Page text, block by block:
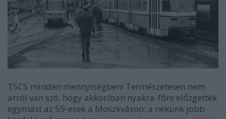
T5C5 minden mennyiségben! Természetesen nem
arról van szó, hogy akkoriban nyakra-főre előzgették
egymást az 59-esek a Moszkváson: a nekünk jobb